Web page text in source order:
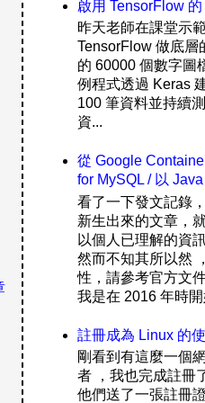
啟用 TensorFlow
昨天老師在課堂示
TensorFlow 做底層
的 60000 個數字圖
例程式透過 Keras
100 筆資料並持續
資...
從 Google
for MySQL / 以 Java
看了一下發文記錄
新生出來的文章，
以個人已理解的資
然而不知其所以然
性，請參考官方文
我是在 2016 年時
註冊成為 Linux 的
剛看到有這麼一個
者 ，我也完成註冊
他們送了一張註冊